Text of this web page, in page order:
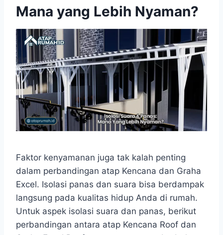
Mana yang Lebih Nyaman?
Faktor kenyamanan juga tak kalah penting
dalam perbandingan atap Kencana dan Graha
Excel. Isolasi panas dan suara bisa berdampak
langsung pada kualitas hidup Anda di rumah.
Untuk aspek isolasi suara dan panas, berikut
perbandingan antara atap Kencana Roof dan